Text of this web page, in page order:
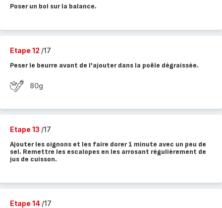
Poser un bol sur la balance.
Etape 12 /17
Peser le beurre avant de l'ajouter dans la poêle dégraissée.
80g
Etape 13 /17
Ajouter les oignons et les faire dorer 1 minute avec un peu de
sel. Remettre les escalopes en les arrosant régulièrement de
jus de cuisson.
Etape 14 /17